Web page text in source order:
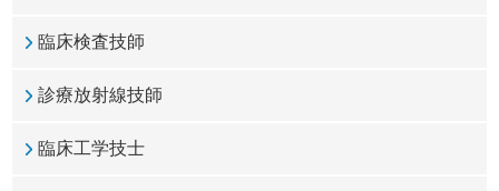
臨床検査技師
診療放射線技師
臨床工学技士